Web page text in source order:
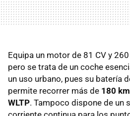
Equipa un motor de 81 CV y
pero se trata de un coche
un uso urbano, pues su batería
permite recorrer más de 180
WLTP. Tampoco dispone de un